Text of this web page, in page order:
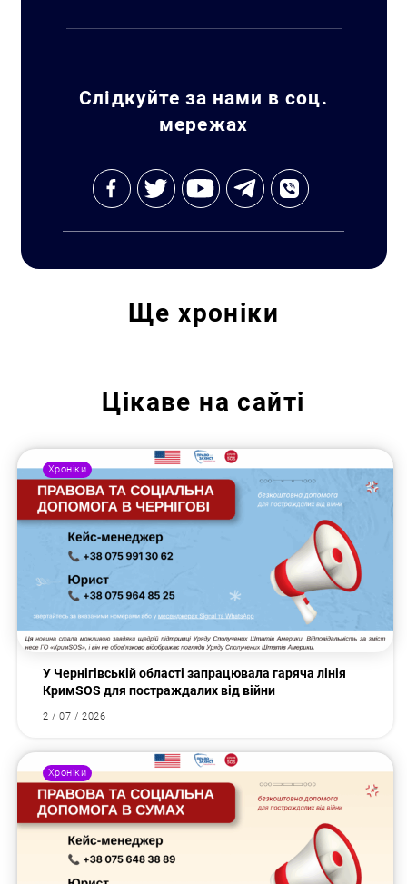
Слідкуйте за нами в соц.
мережах
Щехроніки
Цікаве на сайті
Хроніки
У Чернігівській області запрацювала гаряча лінія
КримSOS для постраждалих від війни
2 / 07 / 2026
Хроніки